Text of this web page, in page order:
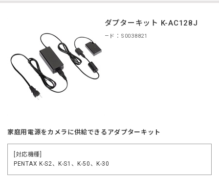
ACアダプターキット K-AC128J
商品コード：S0038821
家庭用電源をカメラに供給できるアダプターキット
[対応機種]
PENTAX K-S2、K-S1、K-50、K-30